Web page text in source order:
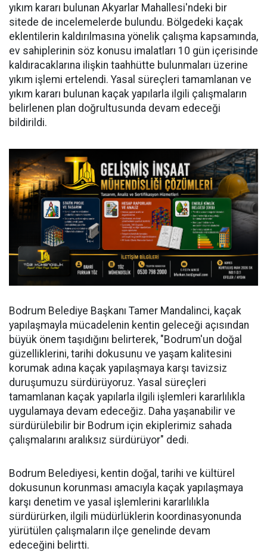
yıkım kararı bulunan Akyarlar Mahallesi'ndeki bir
sitede de incelemelerde bulundu. Bölgedeki kaçak
eklentilerin kaldırılmasına yönelik çalışma kapsamında,
ev sahiplerinin söz konusu imalatları 10 gün içerisinde
kaldıracaklarına ilişkin taahhütte bulunmaları üzerine
yıkım işlemi ertelendi. Yasal süreçleri tamamlanan ve
yıkım kararı bulunan kaçak yapılarla ilgili çalışmaların
belirlenen plan doğrultusunda devam edeceği
bildirildi.
Bodrum Belediye Başkanı Tamer Mandalinci, kaçak
yapılaşmayla mücadelenin kentin geleceği açısından
büyük önem taşıdığını belirterek, "Bodrum'un doğal
güzelliklerini, tarihi dokusunu ve yaşam kalitesini
korumak adına kaçak yapılaşmaya karşı tavizsiz
duruşumuzu sürdürüyoruz. Yasal süreçleri
tamamlanan kaçak yapılarla ilgili işlemleri kararlılıkla
uygulamaya devam edeceğiz. Daha yaşanabilir ve
sürdürülebilir bir Bodrum için ekiplerimiz sahada
çalışmalarını aralıksız sürdürüyor" dedi.
Bodrum Belediyesi, kentin doğal, tarihi ve kültürel
dokusunun korunması amacıyla kaçak yapılaşmaya
karşı denetim ve yasal işlemlerini kararlılıkla
sürdürürken, ilgili müdürlüklerin koordinasyonunda
yürütülen çalışmaların ilçe genelinde devam
edeceğini belirtti.